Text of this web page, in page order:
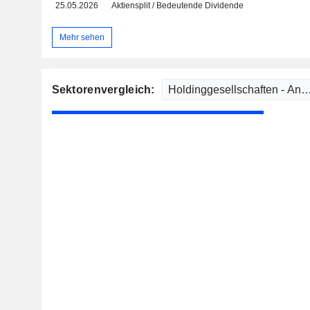
25.05.2026 Aktiensplit / Bedeutende Dividende
Mehr sehen
Sektorenvergleich: